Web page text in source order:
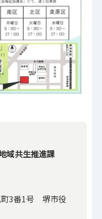
共生推進課
3番1号 堺市役